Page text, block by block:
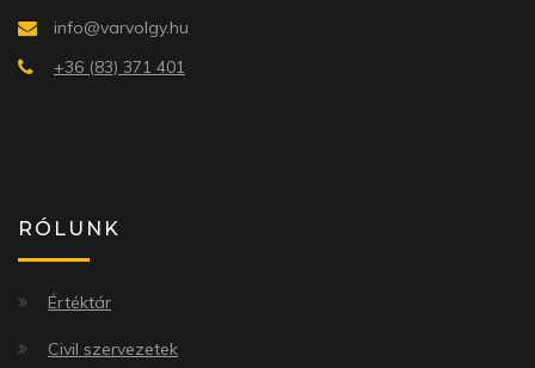
info@varvolgy.hu
+36 (83) 371 401
RÓLUNK
Értéktár
Civil szervezetek